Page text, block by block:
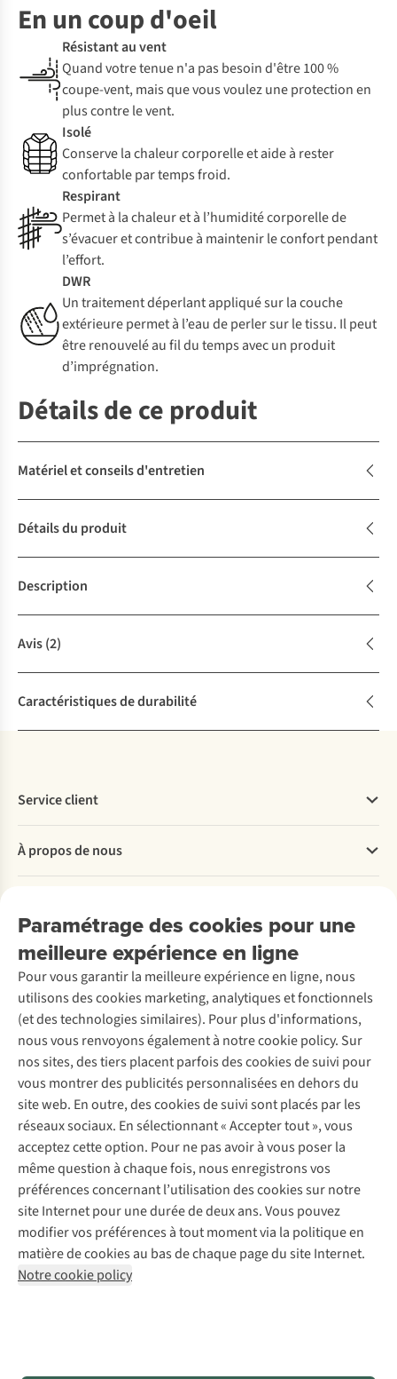
En un coup d'oeil
Résistant au vent
Quand votre tenue n'a pas besoin d'être 100 %
coupe-vent, mais que vous voulez une protection en
plus contre le vent.
Isolé
Conserve la chaleur corporelle et aide à rester
confortable par temps froid.
Respirant
Permet à la chaleur et à l’humidité corporelle de
s’évacuer et contribue à maintenir le confort pendant
l’effort.
DWR
Un traitement déperlant appliqué sur la couche
extérieure permet à l’eau de perler sur le tissu. Il peut
être renouvelé au fil du temps avec un produit
d’imprégnation.
Détails de ce produit
Matériel et conseils d'entretien
Détails du produit
Description
Avis(2)
Caractéristiques de durabilité
Paramétrage des cookies pour une
meilleure expérience en ligne
Pour vous garantir la meilleure expérience en ligne, nous
utilisons des cookies marketing, analytiques et fonctionnels
(et des technologies similaires). Pour plus d'informations,
nous vous renvoyons également à notre cookie policy. Sur
nos sites, des tiers placent parfois des cookies de suivi pour
vous montrer des publicités personnalisées en dehors du
site web. En outre, des cookies de suivi sont placés par les
réseaux sociaux. En sélectionnant « Accepter tout », vous
acceptez cette option. Pour ne pas avoir à vous poser la
même question à chaque fois, nous enregistrons vos
préférences concernant l’utilisation des cookies sur notre
site Internet pour une durée de deux ans. Vous pouvez
modifier vos préférences à tout moment via la politique en
matière de cookies au bas de chaque page du site Internet.
Notre cookie policy
Service client
Commander
Payer
Retourner
Rétractation d'une commande
Entretien & réparations
Garantie
Contactez-nous
À propos de nous
Entreprise responsable
À propos d’Ayacucho
Nos magasins
À propos d’A.S.Adventure
Déclaration d'accessibilité
Location / Location sports d’hiver
Seconde-main
Entretien de ski
Service de lavage
Entretien de chaussures
Réparation de chaussures
Réparation de vêtements
Retouches
Pour les entreprises
Découvrez
A.S.Magazine
Explore Camp
Expertise & conseils
Abonnez-vous à la newsletter
Suivez-nous
Mentions légales
Politique de confidentialité
Conditions générales
Cookie Policy